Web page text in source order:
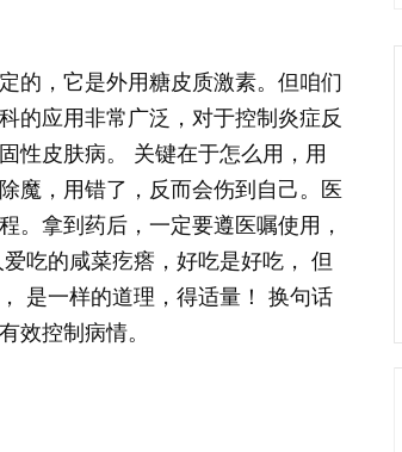
的，它是外用糖皮质激素。但咱们
的应用非常广泛，对于控制炎症反
性皮肤病。 关键在于怎么用，用
魔，用错了，反而会伤到自己。医
。拿到药后，一定要遵医嘱使用，
吃的咸菜疙瘩，好吃是好吃， 但
是一样的道理，得适量！ 换句话
效控制病情。